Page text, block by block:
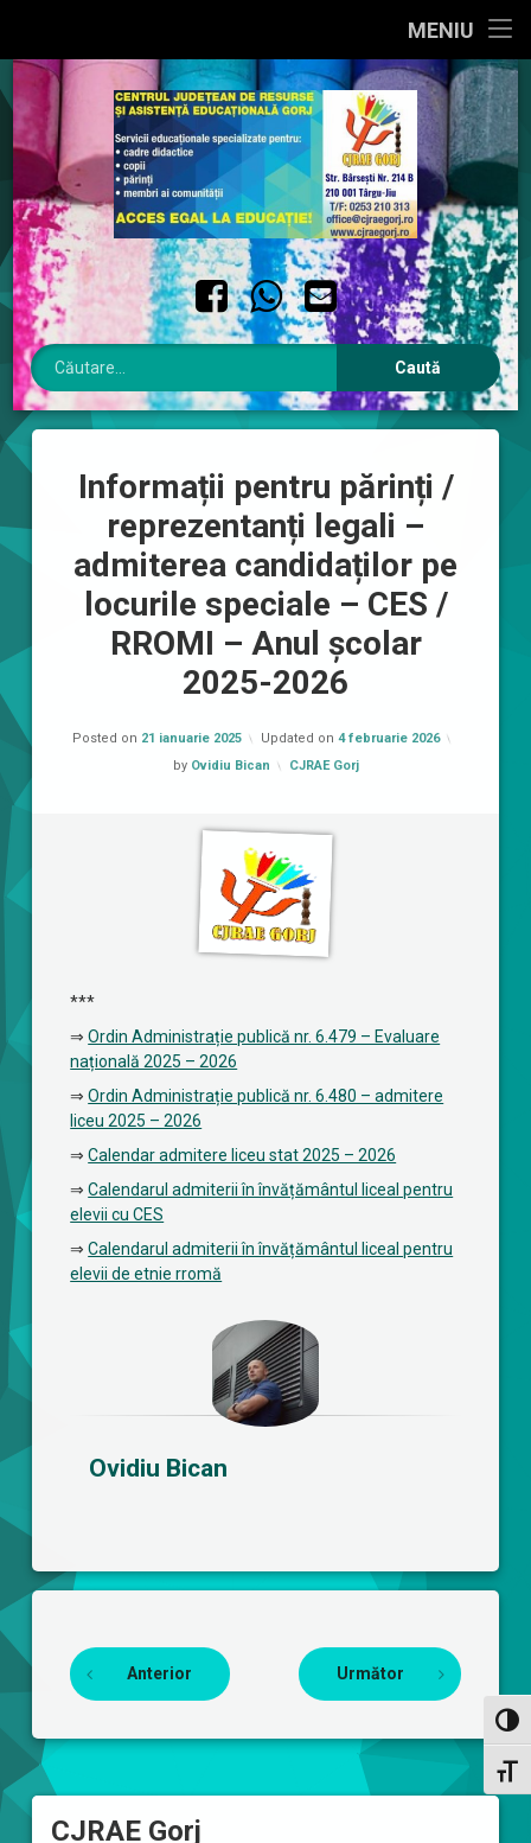
MENIU
DESPRE NOI
INTERES PUBLIC
INTEGRITATE INSTITUȚIONALĂ
CONTACT
Sari
la
conținut
FacebookWhatsApp
Email
Informații pentru părinți /
reprezentanți legali –
admiterea candidaților pe
locurile speciale – CES /
RROMI – Anul școlar
2025-2026
Posted on 21 ianuarie 2025 Updated on 4 februarie 2026
by Ovidiu Bican Categorii:
CJRAE Gorj
***
⇒Ordin Administrație publică nr. 6.479 – Evaluare
națională 2025 – 2026
⇒Ordin Administrație publică nr. 6.480 – admitere
liceu 2025 – 2026
⇒Calendar admitere liceu stat 2025 – 2026
⇒Calendarul admiterii în învățământul liceal pentru
elevii cu CES
⇒Calendarul admiterii în învățământul liceal pentru
elevii de etnie rromă
Ovidiu Bican
Anterior Următor
CJRAE Gorj